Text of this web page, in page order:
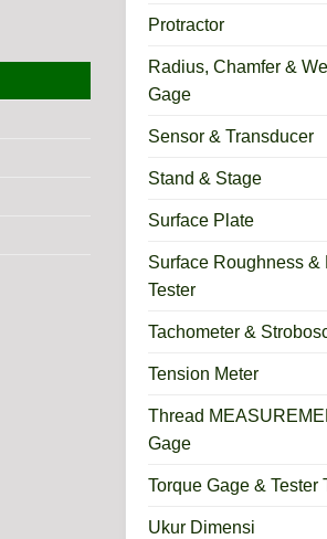
Protractor
Radius, Chamfer &
Gage
Sensor & Transducer
Stand & Stage
Surface Plate
Surface Roughness &
Tester
Tachometer &
Tension Meter
Thread
Gage
Torque Gage & Tester
Ukur Dimensi